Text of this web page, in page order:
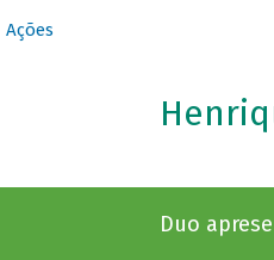
Ações
Duo